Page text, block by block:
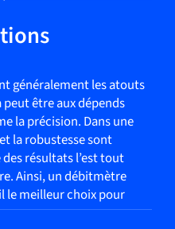
généralement les atouts
être aux dépends
la précision. Dans une
la robustesse sont
résultats l’est tout
Ainsi, un débitmètre
le meilleur choix pour